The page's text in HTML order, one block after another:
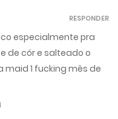
especialmente pra
de cór e salteado o
maid 1 fucking mês de
RESPONDER